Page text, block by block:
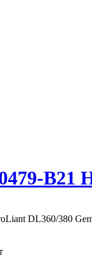
B21
DL360/380